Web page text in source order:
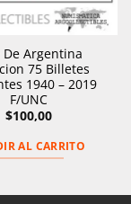
De Argentina
75 Billetes
1940 – 2019
F/UNC
$100,00
AL CARRITO